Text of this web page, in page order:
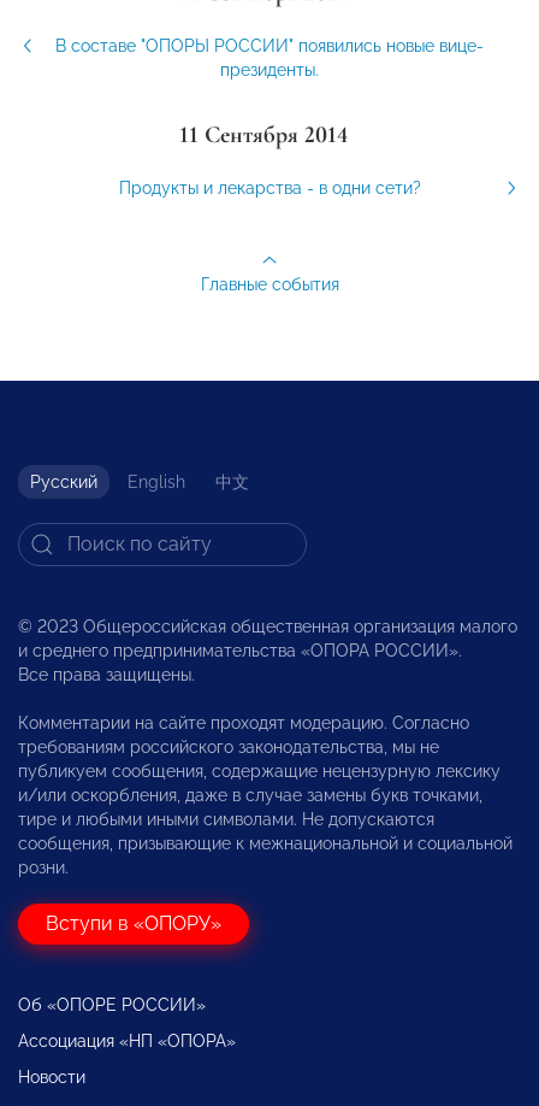
В составе "ОПОРЫ РОССИИ" появились новые вице-
президенты.
11 Сентября 2014
Продукты и лекарства - в одни сети?
Главные события
Русский English 中文
© 2023 Общероссийская общественная организация малого
и среднего предпринимательства «ОПОРА РОССИИ».
Все права защищены.
Комментарии на сайте проходят модерацию. Согласно
требованиям российского законодательства, мы не
публикуем сообщения, содержащие нецензурную лексику
и/или оскорбления, даже в случае замены букв точками,
тире и любыми иными символами. Не допускаются
сообщения, призывающие к межнациональной и социальной
розни.
Вступи в «ОПОРУ»
Об «ОПОРЕ РОССИИ»
Ассоциация «НП «ОПОРА»
Новости